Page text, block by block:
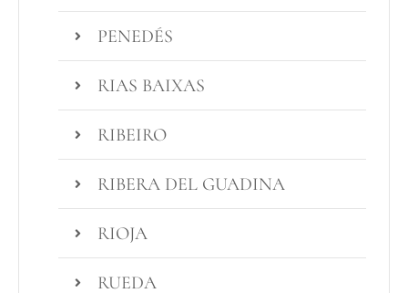
PENEDÉS
RIAS BAIXAS
RIBEIRO
RIBERA DEL GUADINA
RIOJA
RUEDA